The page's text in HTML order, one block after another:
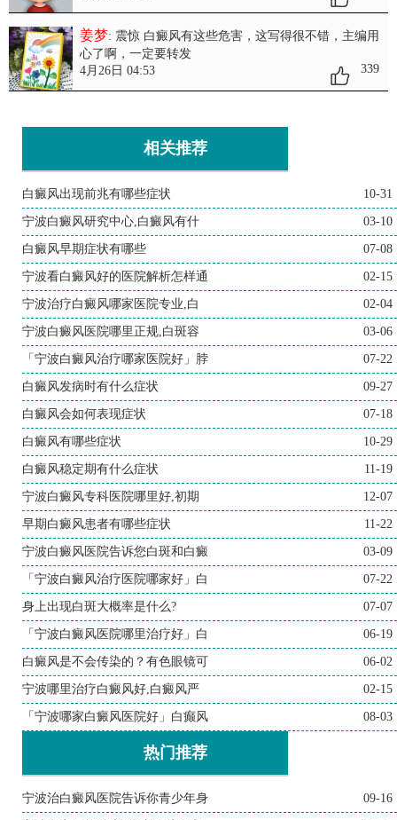
姜梦: 震惊 白癜风有这些危害 ，这写得很不错，主编用
心了啊，一定要转发
4月26日 04:53
339
相关推荐
白癜风出现前兆有哪些症状 10-31
宁波白癜风研究中心,白癜风有什 03-10
白癜风早期症状有哪些 07-08
宁波看白癜风好的医院解析怎样通 02-15
宁波治疗白癜风哪家医院专业,白 02-04
宁波白癜风医院哪里正规,白斑容 03-06
「宁波白癜风治疗哪家医院好」脖 07-22
白癜风发病时有什么症状 09-27
白癜风会如何表现症状 07-18
白癜风有哪些症状 10-29
白癜风稳定期有什么症状 11-19
宁波白癜风专科医院哪里好,初期 12-07
早期白癜风患者有哪些症状 11-22
宁波白癜风医院告诉您白斑和白癜 03-09
「宁波白癜风治疗医院哪家好」白 07-22
身上出现白斑大概率是什么? 07-07
「宁波白癜风医院哪里治疗好」白 06-19
白癜风是不会传染的？有色眼镜可 06-02
宁波哪里治疗白癜风好,白癜风严 02-15
「宁波哪家白癜风医院好」白癫风 08-03
热门推荐
宁波治白癜风医院告诉你青少年身 09-16